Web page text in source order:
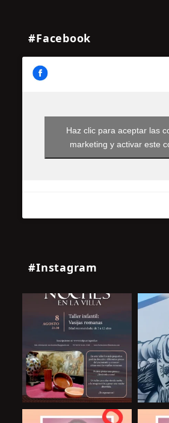
#Facebook
Haz clic para aceptar las
marketing y activar este
#Instagram